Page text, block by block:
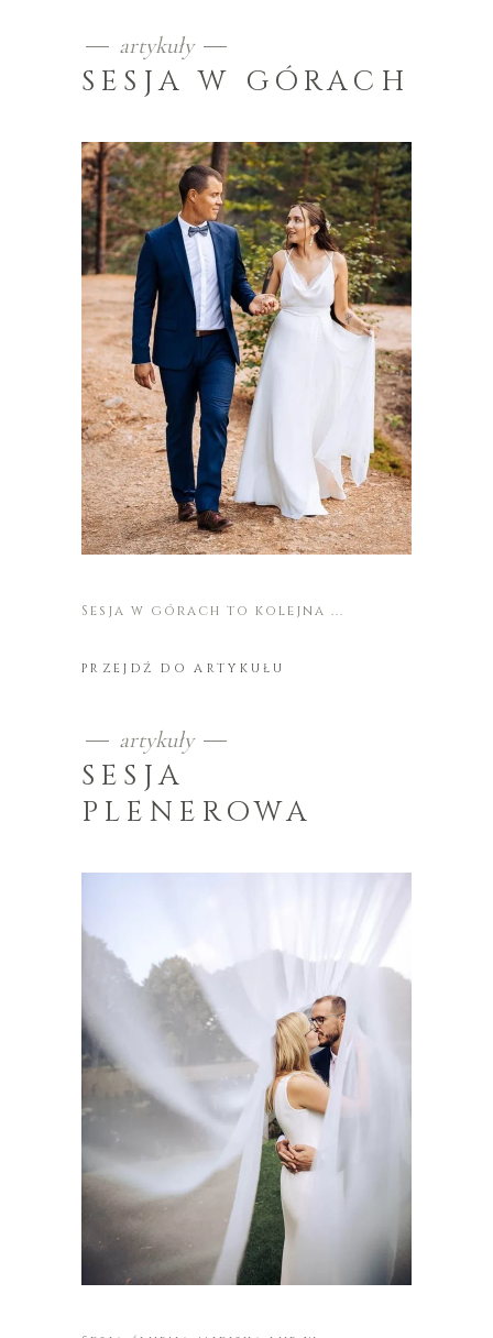
artykuły
SESJA W GÓRACH
Sesja w górach to kolejna
PRZEJDŹ DO ARTYKUŁU
artykuły
SESJA
PLENEROWA